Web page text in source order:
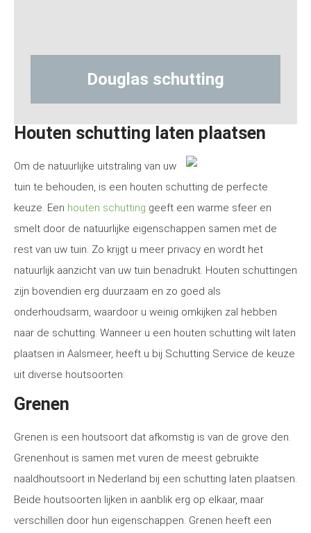
Hout-
Houten schutting laten plaatsen
Om de natuurlijke uitstraling van uw
tuin te behouden, is een houten schutting de perfecte
keuze. Een houten schutting geeft een warme sfeer en
smelt door de natuurlijke eigenschappen samen met de
rest van uw tuin. Zo krijgt u meer privacy en wordt het
natuurlijk aanzicht van uw tuin benadrukt. Houten schuttingen
zijn bovendien erg duurzaam en zo goed als
onderhoudsarm, waardoor u weinig omkijken zal hebben
naar de schutting. Wanneer u een houten schutting wilt laten
plaatsen in Aalsmeer, heeft u bij Schutting Service de keuze
uit diverse houtsoorten:
Grenen
Grenen is een houtsoort dat afkomstig is van de grove den.
Grenenhout is samen met vuren de meest gebruikte
naaldhoutsoort in Nederland bij een schutting laten plaatsen.
Beide houtsoorten lijken in aanblik erg op elkaar, maar
verschillen door hun eigenschappen. Grenen heeft een